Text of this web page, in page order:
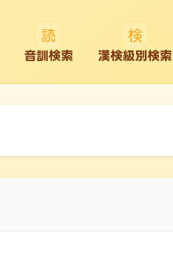
音訓検索 漢検級別検索